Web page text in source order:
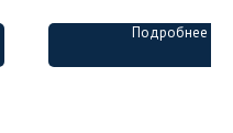
Подробнее